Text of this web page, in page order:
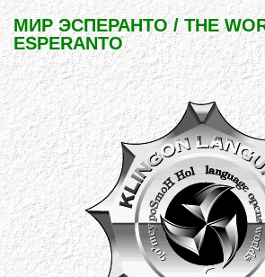
МИР ЭСПЕРАНТО / THE
ESPERANTO